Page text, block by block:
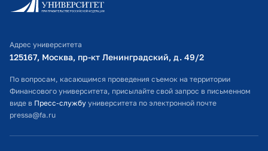
Личный кабинет поступающего
Оплата обучения
Расписание занятий
Студенческий офис
Официальный адрес электронной почты
Адрес университета
125167, Москва, пр-кт Ленинградский, д. 49/2​
По вопросам, касающимся проведения съемок на территории
Финансового университета, присылайте свой запрос в письменном
виде в Пресс-службу университета по электронной почте
pressa@fa.ru